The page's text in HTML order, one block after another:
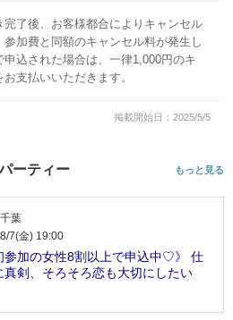
完了後、お客様都合によりキャンセル
参加費と同額のキャンセル料が発生し
申込された場合は、一律1,000円のキ
支払いいただきます。
掲載開始日：2025/5/5
ーティー もっと見る
千葉
8/7(金) 19:00
参加の女性8割以上で申込中♡》 仕
真剣、そろそろ恋も大切にしたい